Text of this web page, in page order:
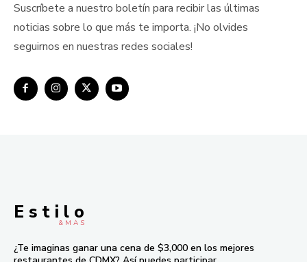
Suscríbete a nuestro boletín para recibir las últimas
noticias sobre lo que más te importa. ¡No olvides
seguirnos en nuestras redes sociales!
E s t i l o
& M À S
¿Te imaginas ganar una cena de $3,000 en los mejores